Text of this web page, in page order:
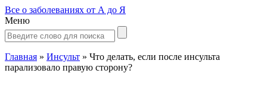
Все о заболеваниях от А до Я
Меню
Главная » Инсульт » Что делать, если после инсульта
парализовало правую сторону?